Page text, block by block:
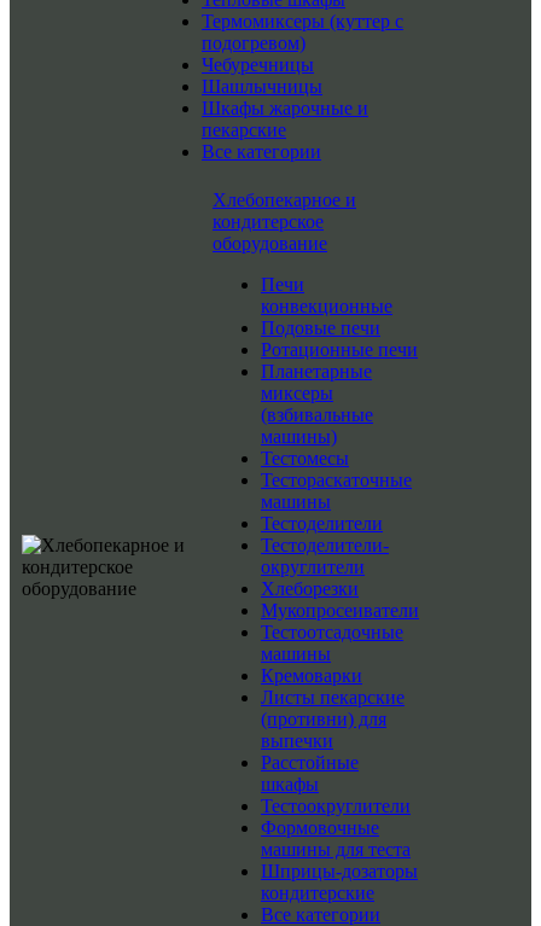
Термомиксеры (куттер с
подогревом)
Чебуречницы
Шашлычницы
Шкафы жарочные и
пекарские
Все категории
Хлебопекарное и
кондитерское
оборудование
Печи
конвекционные
Подовые печи
Ротационные печи
Планетарные
миксеры
(взбивальные
машины)
Тестомесы
Тестораскаточные
машины
Тестоделители
Тестоделители-
округлители
Хлеборезки
Мукопросеиватели
Тестоотсадочные
машины
Кремоварки
Листы пекарские
(противни) для
выпечки
Расстойные
шкафы
Тестоокруглители
Формовочные
машины для теста
Шприцы-дозаторы
кондитерские
Все категории